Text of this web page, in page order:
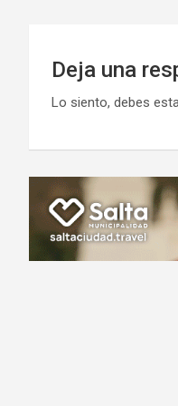
Deja una
Lo siento, debes